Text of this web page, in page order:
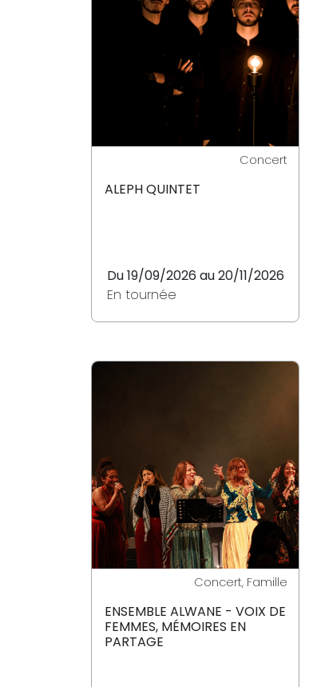
Concert
ALEPH QUINTET
Du 19/09/2026 au 20/11/2026
En tournée
Concert, Famille
ENSEMBLE ALWANE - VOIX DE
FEMMES, MÉMOIRES EN
PARTAGE